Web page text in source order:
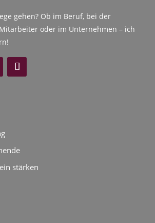
gehen? Ob im Beruf, bei der
oder im Unternehmen – ich
stärken